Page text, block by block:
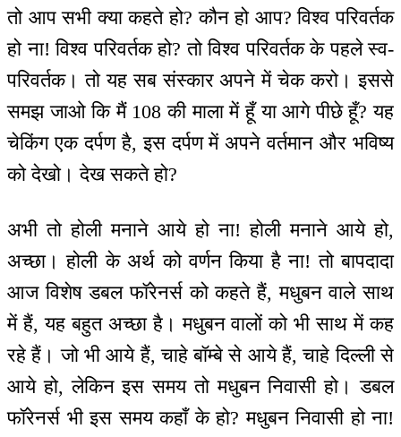
तो आप सभी क्या कहते हो? कौन हो आप? विश्व परिवर्तक
हो ना! विश्व परिवर्तक हो? तो विश्व परिवर्तक के पहले स्व-
परिवर्तक। तो यह सब संस्कार अपने में चेक करो। इससे
समझ जाओ कि मैं 108 की माला में हूँ या आगे पीछे हूँ? यह
चेकिंग एक दर्पण है, इस दर्पण में अपने वर्तमान और भविष्य
को देखो। देख सकते हो?
अभी तो होली मनाने आये हो ना! होली मनाने आये हो,
अच्छा। होली के अर्थ को वर्णन किया है ना! तो बापदादा
आज विशेष डबल फॉरेनर्स को कहते हैं, मधुबन वाले साथ
में हैं, यह बहुत अच्छा है। मधुबन वालों को भी साथ में कह
रहे हैं। जो भी आये हैं, चाहे बॉम्बे से आये हैं, चाहे दिल्ली से
आये हो, लेकिन इस समय तो मधुबन निवासी हो। डबल
फॉरेनर्स भी इस समय कहाँ के हो? मधुबन निवासी हो ना!